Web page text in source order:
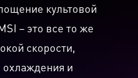
культовой
– это все то же
скорости,
и